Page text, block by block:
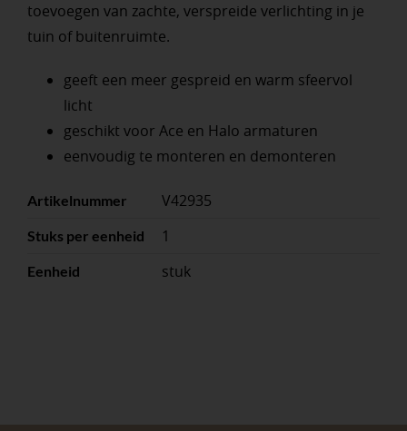
toevoegen van zachte, verspreide verlichting in je
tuin of buitenruimte.
geeft een meer gespreid en warm sfeervol
licht
geschikt voor Ace en Halo armaturen
eenvoudig te monteren en demonteren
Artikelnummer V42935
Stuks per eenheid 1
Eenheid stuk